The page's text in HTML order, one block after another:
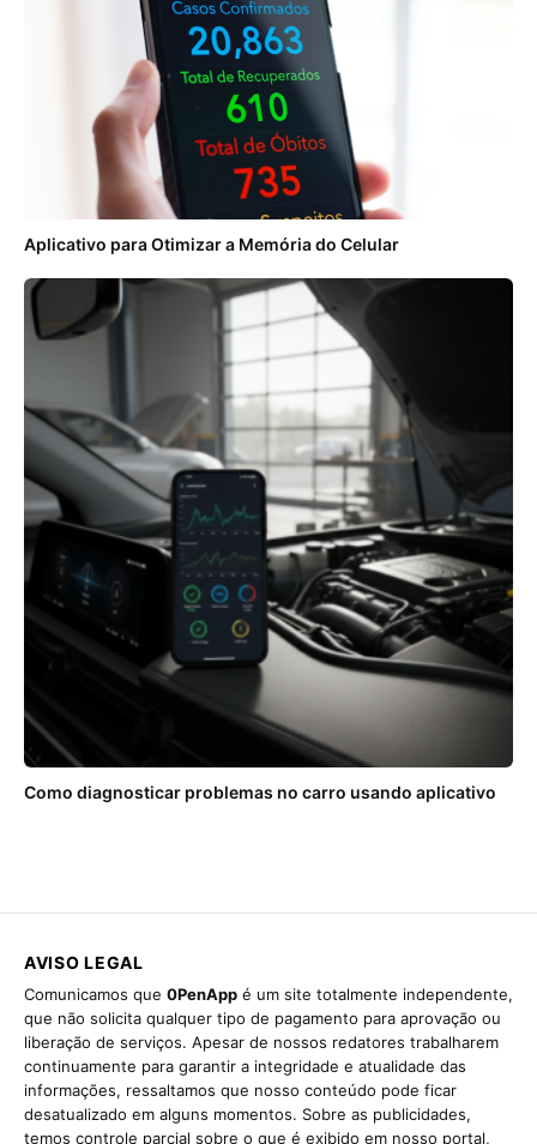
Aplicativo para Otimizar a Memória do Celular
Como diagnosticar problemas no carro usando aplicativo
AVISO LEGAL
Comunicamos que 0PenApp é um site totalmente independente,
que não solicita qualquer tipo de pagamento para aprovação ou
liberação de serviços. Apesar de nossos redatores trabalharem
continuamente para garantir a integridade e atualidade das
informações, ressaltamos que nosso conteúdo pode ficar
desatualizado em alguns momentos. Sobre as publicidades,
temos controle parcial sobre o que é exibido em nosso portal,